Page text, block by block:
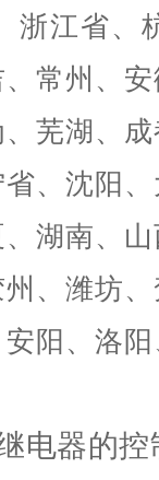
浙江省、
常州、
芜湖、
、沈阳
湖南、
、潍坊
阳、洛
电器的